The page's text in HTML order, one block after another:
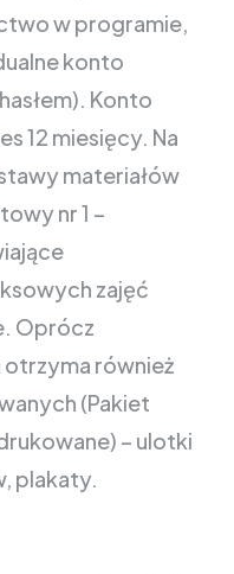
w programie,
konto
Konto
12 miesięcy. Na
materiałów
nr 1 –
zajęć
Oprócz
otrzyma również
(Pakiet
– ulotki
plakaty.